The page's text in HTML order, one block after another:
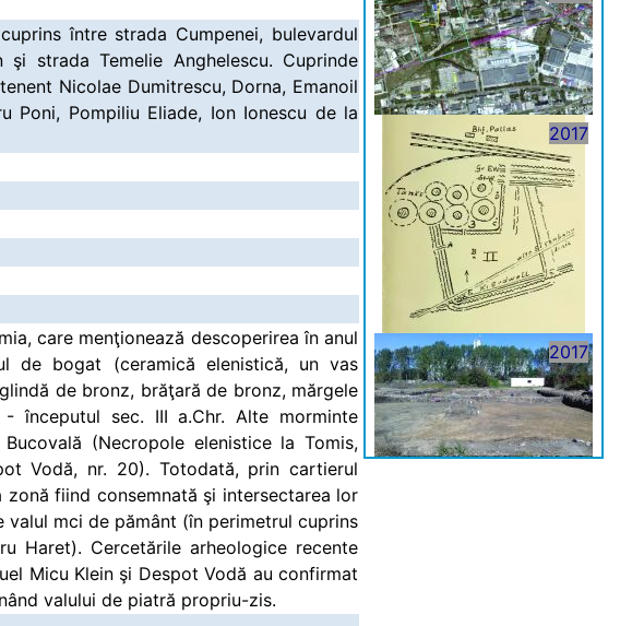
între strada Cumpenei, bulevardul
strada Temelie Anghelescu. Cuprinde
Nicolae Dumitrescu, Dorna, Emanoil
Poni, Pompiliu Eliade, Ion Ionescu de la
care menţionează descoperirea în anul
de bogat (ceramică elenistică, un vas
de bronz, brăţară de bronz, mărgele
sec. III a.Chr. Alte morminte
(Necropole elenistice la Tomis,
Vodă, nr. 20). Totodată, prin cartierul
fiind consemnată şi intersectarea lor
mci de pământ (în perimetrul cuprins
Haret). Cercetările arheologice recente
Micu Klein şi Despot Vodă au confirmat
valului de piatră propriu-zis.
2017
2017